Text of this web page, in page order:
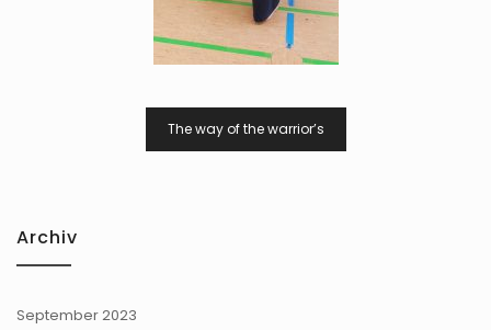
BeitragsnavigationThe way of the warrior’s
Archiv
September 2023